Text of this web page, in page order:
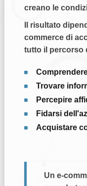
creano le
Il risultato
commerce di
tutto il percorso
Trovare
Percepire
Fidarsi
Acquistare
Un e-